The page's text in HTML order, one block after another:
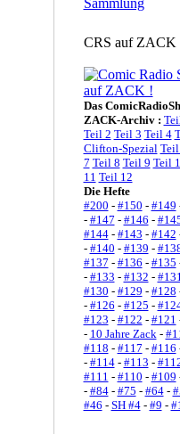
CRS auf ZACK
Das
ZACK-Archiv :
Teil 2 Teil 3 Teil 4
Clifton-Spezial
7 Teil 8 Teil 9 Teil
11 Teil 12
Die Hefte
#200 - #150 - #149
- #147 - #146 -
#144- #143 - #142
- #140 - #139 -
#137 - #136 - #135
- #133 - #132 -
#130 - #129 - #128
- #126 - #125 -
#123 - #122 - #121
- 10 Jahre Zack-
#118 - #117 - #116
- #114- #113 -
#111 - #110 - #109
- #84- #75 - #64-
#46 - SH #4- #9 -